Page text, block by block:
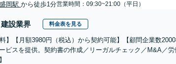
盛岡駅 から徒歩1分営業時間：09:30~21:00（平日）
設業界 料金表を見る
料】【月額3980円（税込）から契約可能】【顧問企業数
ビスを提供。契約書の作成／リーガルチェック／M&A／